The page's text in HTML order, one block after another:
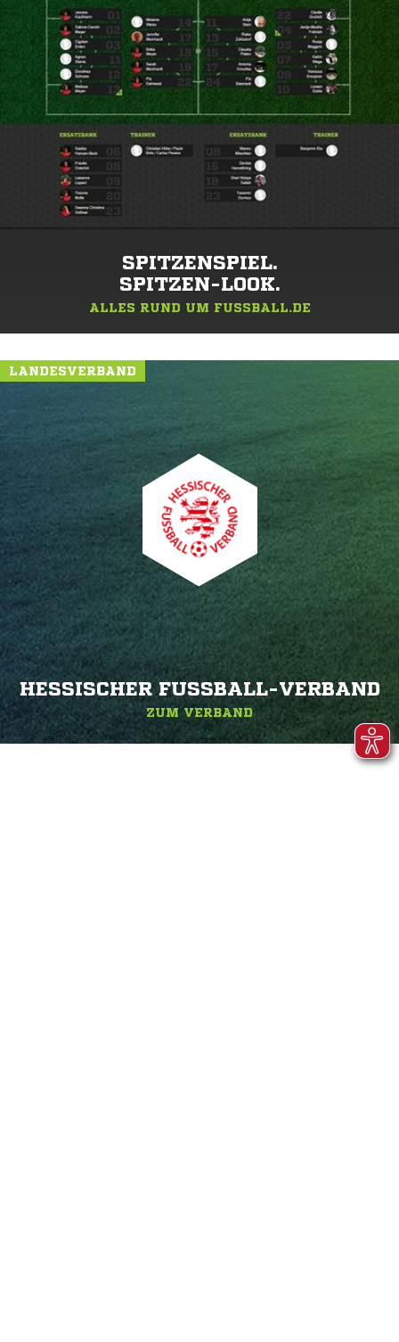
SPITZENSPIEL.
SPITZEN-LOOK.
ALLES RUND UM FUSSBALL.DE
LANDESVERBAND
HESSISCHER FUSSBALL-VERBAND
ZUM VERBAND